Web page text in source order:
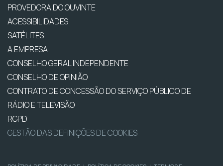
PROVEDORA DO OUVINTE
ACESSIBILIDADES
SATÉLITES
A EMPRESA
CONSELHO GERAL INDEPENDENTE
CONSELHO DE OPINIÃO
CONTRATO DE CONCESSÃO DO SERVIÇO PÚBLICO DE
RÁDIO E TELEVISÃO
RGPD
GESTÃO DAS DEFINIÇÕES DE COOKIES